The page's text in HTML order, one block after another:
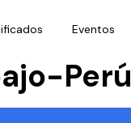
Eventos
Perú